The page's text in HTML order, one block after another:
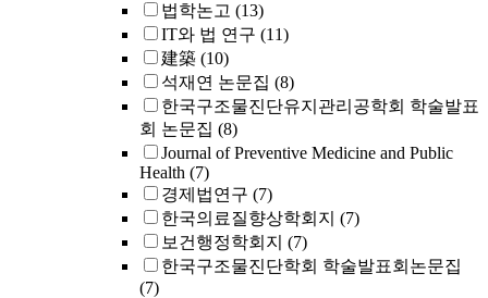
법학논고 (13)
IT와 법 연구 (11)
建築 (10)
석재연 논문집 (8)
한국구조물진단유지관리공학회 학술발표
회 논문집 (8)
Journal of Preventive Medicine and Public
Health (7)
경제법연구 (7)
한국의료질향상학회지 (7)
보건행정학회지 (7)
한국구조물진단학회 학술발표회논문집
(7)